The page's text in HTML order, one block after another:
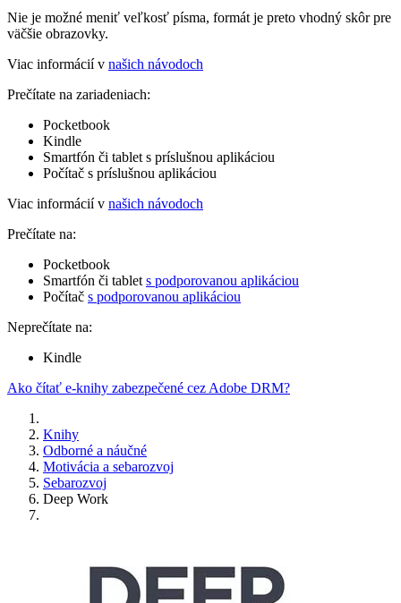
Nie je možné meniť veľkosť písma, formát je preto vhodný skôr pre
väčšie obrazovky.
Viac informácií v našich návodoch
Prečítate na zariadeniach:
Pocketbook
Kindle
Smartfón či tablet s príslušnou aplikáciou
Počítač s príslušnou aplikáciou
Viac informácií v našich návodoch
Prečítate na:
Pocketbook
Smartfón či tablet s podporovanou aplikáciou
Počítač s podporovanou aplikáciou
Neprečítate na:
Kindle
Ako čítať e-knihy zabezpečené cez Adobe DRM?
Knihy
Odborné a náučné
Motivácia a sebarozvoj
Sebarozvoj
Deep Work